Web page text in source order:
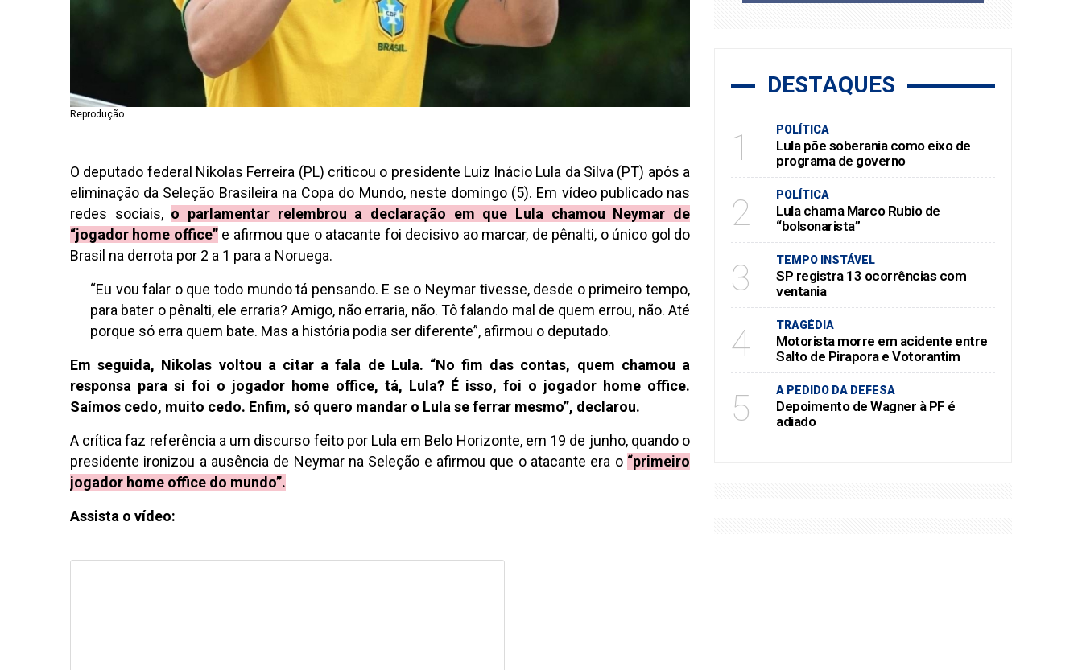
Reprodução
O deputado federal Nikolas Ferreira (PL) criticou o presidente Luiz Inácio Lula da Silva (PT) após a
eliminação da Seleção Brasileira na Copa do Mundo, neste domingo (5). Em vídeo publicado nas
redes sociais, o parlamentar relembrou a declaração em que Lula chamou Neymar de
“jogador home office”e afirmou que o atacante foi decisivo ao marcar, de pênalti, o único gol do
Brasil na derrota por 2 a 1 para a Noruega.
“Eu vou falar o que todo mundo tá pensando. E se o Neymar tivesse, desde o primeiro tempo,
para bater o pênalti, ele erraria? Amigo, não erraria, não. Tô falando mal de quem errou, não. Até
porque só erra quem bate. Mas a história podia ser diferente”, afirmou o deputado.
Em seguida, Nikolas voltou a citar a fala de Lula. “No fim das contas, quem chamou a
responsa para si foi o jogador home office, tá, Lula? É isso, foi o jogador home office.
Saímos cedo, muito cedo. Enfim, só quero mandar o Lula se ferrar mesmo”, declarou.
A crítica faz referência a um discurso feito por Lula em Belo Horizonte, em 19 de junho, quando o
presidente ironizou a ausência de Neymar na Seleção e afirmou que o atacante era o “primeiro
jogador home office do mundo”.
Assista o vídeo:
DESTAQUES
1 POLÍTICA
Lula põe soberania como eixo de
programa de governo
2 POLÍTICA
Lula chama Marco Rubio de
“bolsonarista”
3 TEMPO INSTÁVEL
SP registra 13 ocorrências com
ventania
4 TRAGÉDIA
Motorista morre em acidente entre
Salto de Pirapora e Votorantim
5 A PEDIDO DA DEFESA
Depoimento de Wagner à PF é
adiado